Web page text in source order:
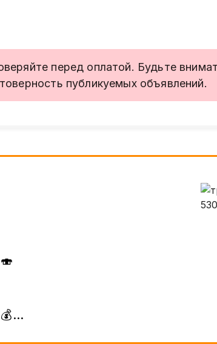
перед оплатой. Будьте
публикуемых объявлений.